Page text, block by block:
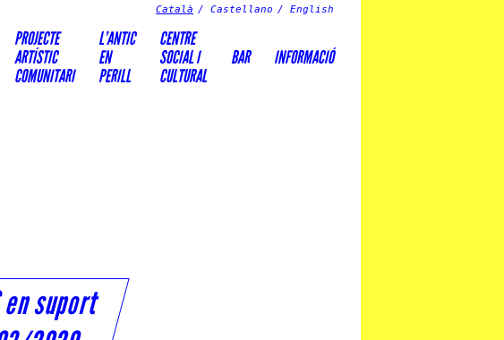
Català Castellano English
PROJECTE
ARTÍSTIC
COMUNITARI
L’ANTIC
EN
PERILL
CENTRE
SOCIAL I
CULTURAL
BAR INFORMACIÓ
en suport